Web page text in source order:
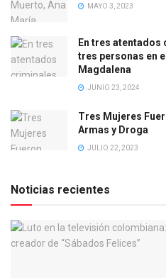
MAYO 3, 2023
En tres
tres personas en
Magdalena
JUNIO 23, 2024
Tres Mujeres
Armas y Droga
JULIO 22, 2023
Noticias recientes